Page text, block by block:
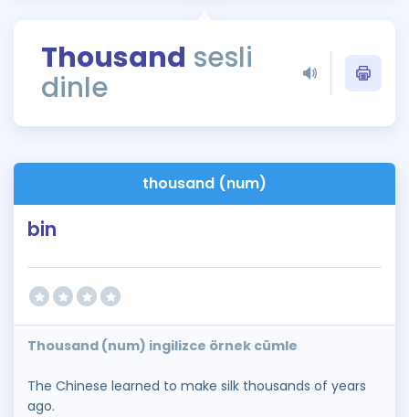
Rehberlik Aracı
ÖSYM Sınav Takvimi
İngilizce Gramer
Thousand sesli
dinle
thousand (num)
bin
Thousand (num) ingilizce örnek cümle
The Chinese learned to make silk thousands of years
ago.